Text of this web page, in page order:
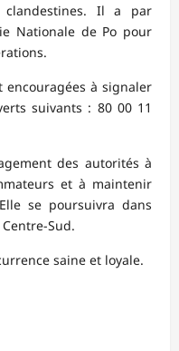
clandestines. Il a par
Nationale de Po pour
encouragées à signaler
suivants : 80 00 11
des autorités à
et à maintenir
se poursuivra dans
Sud.
saine et loyale.